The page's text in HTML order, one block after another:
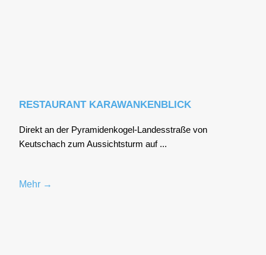
RESTAURANT KARAWANKENBLICK
Direkt an der Pyra­mi­den­ko­gel-Lan­des­stra­ße von
Keutschach zum Aus­sichts­turm auf ...
Mehr →